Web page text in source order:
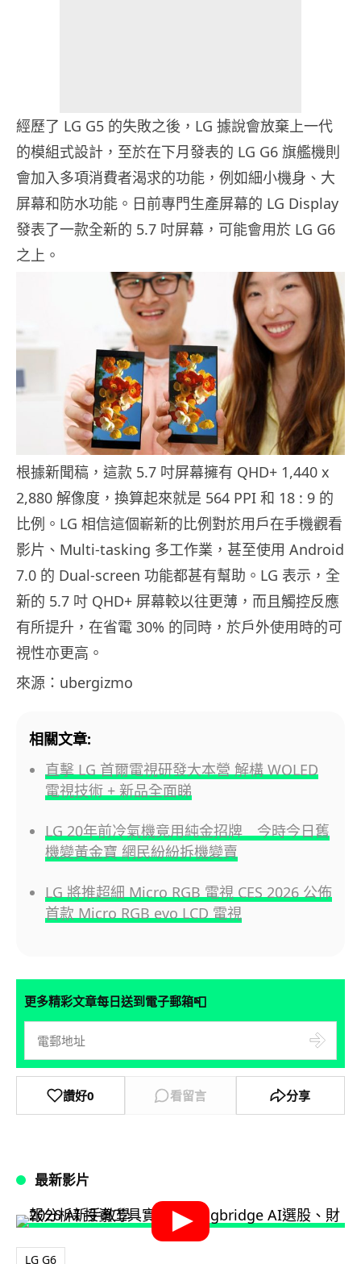
經歷了 LG G5 的失敗之後，LG 據說會放棄上一代
的模組式設計，至於在下月發表的 LG G6 旗艦機則
會加入多項消費者渴求的功能，例如細小機身、大
屏幕和防水功能。日前專門生產屏幕的 LG Display
發表了一款全新的 5.7 吋屏幕，可能會用於 LG G6
之上。
根據新聞稿，這款 5.7 吋屏幕擁有 QHD+ 1,440 x
2,880 解像度，換算起來就是 564 PPI 和 18 : 9 的
比例。LG 相信這個嶄新的比例對於用戶在手機觀看
影片、Multi-tasking 多工作業，甚至使用 Android
7.0 的 Dual-screen 功能都甚有幫助。LG 表示，全
新的 5.7 吋 QHD+ 屏幕較以往更薄，而且觸控反應
有所提升，在省電 30% 的同時，於戶外使用時的可
視性亦更高。
來源：ubergizmo
相關文章:
直擊 LG 首爾電視研發大本營 解構 WOLED
電視技術 + 新品全面睇
LG 20年前冷氣機竟用純金招牌 今時今日舊
機變黃金寶 網民紛紛拆機變賣
LG 將推超細 Micro RGB 電視 CES 2026 公佈
首款 Micro RGB evo LCD 電視
更多精彩文章每日送到電子郵箱📮
讚好0 看留言 分享
最新影片
LG G6